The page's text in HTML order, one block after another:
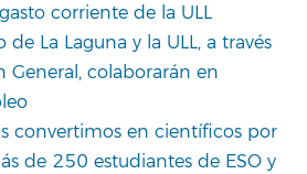
corriente de la ULL
La Laguna y la ULL, a través
General, colaborarán en
convertimos en científicos por
de 250 estudiantes de ESO y